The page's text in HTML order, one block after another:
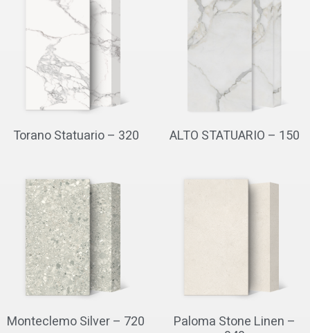
ALTO STATUARIO – 150
Torano Statuario – 320
Paloma Stone Linen –
Monteclemo Silver – 720